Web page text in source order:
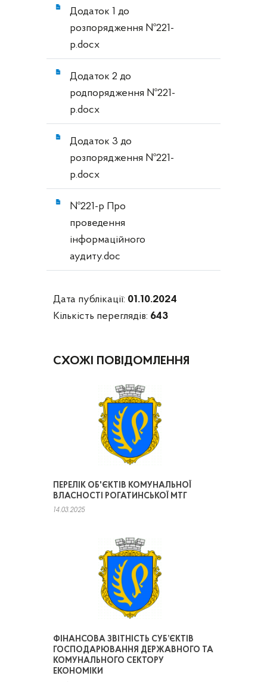
Додаток 1 до
розпорядження №221-
р.docx
Додаток 2 до
родпорядження №221-
р.docx
Додаток 3 до
розпорядження №221-
р.docx
№221-р Про
проведення
інформаційного
аудиту.doc
Дата публікації: 01.10.2024
Кількість переглядів: 643
СХОЖІ ПОВІДОМЛЕННЯ
ПЕРЕЛІК ОБ'ЄКТІВ КОМУНАЛЬНОЇ
ВЛАСНОСТІ РОГАТИНСЬКОЇ МТГ
14.03.2025
ФІНАНСОВА ЗВІТНІСТЬ СУБ’ЄКТІВ
ГОСПОДАРЮВАННЯ ДЕРЖАВНОГО ТА
КОМУНАЛЬНОГО СЕКТОРУ
ЕКОНОМІКИ